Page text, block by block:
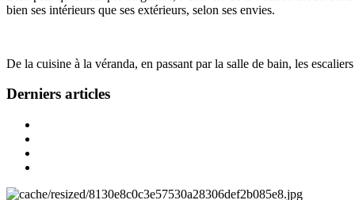
bien ses intérieurs que ses extérieurs, selon ses envies.
De la cuisine à la véranda, en passant par la salle de bain, les
Derniers articles